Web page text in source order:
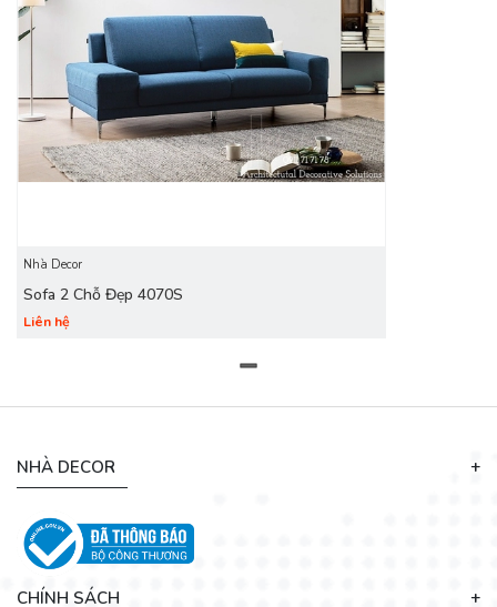
Nhà Decor
Sofa 2 Chỗ Đẹp 4070S
Liên hệ
NHÀ DECOR
CHÍNH SÁCH